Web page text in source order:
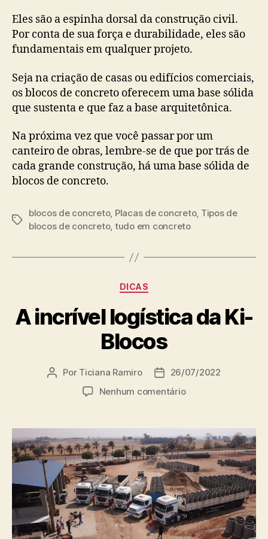
Eles são a espinha dorsal da construção civil.
Por conta de sua força e durabilidade, eles são
fundamentais em qualquer projeto.
Seja na criação de casas ou edifícios comerciais,
os blocos de concreto oferecem uma base sólida
que sustenta e que faz a base arquitetônica.
Na próxima vez que você passar por um
canteiro de obras, lembre-se de que por trás de
cada grande construção, há uma base sólida de
blocos de concreto.
blocos de concreto, Placas de concreto, Tipos de
blocos de concreto, tudo em concreto
DICAS
A incrível logística da Ki-
Blocos
Por Ticiana Ramiro
26/07/2022
Nenhum comentário